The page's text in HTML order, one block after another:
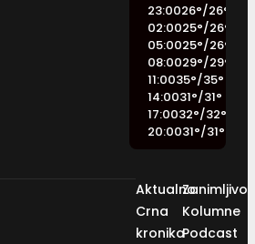
23:0026°/26°
02:0025°/26°
05:0025°/26°
08:0029°/29°
11:0035°/35°
14:0031°/31°
17:0032°/32°
20:0031°/31°
Aktualno
Crna
kronika
Kolumne
Podcast